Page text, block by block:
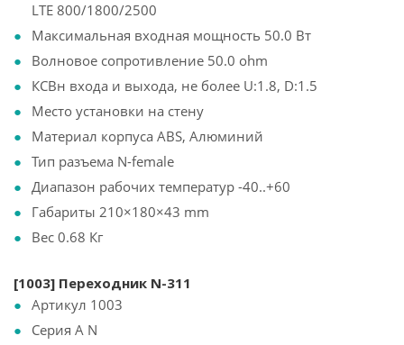
LTE 800/1800/2500
Максимальная входная мощность 50.0 Вт
Волновое сопротивление 50.0 ohm
КСВн входа и выхода, не более U:1.8, D:1.5
Место установки на стену
Материал корпуса ABS, Алюминий
Тип разъема N-female
Диапазон рабочих температур -40..+60
Габариты 210×180×43 mm
Вес 0.68 Кг
[1003] Переходник N-311
Артикул 1003
Серия А N